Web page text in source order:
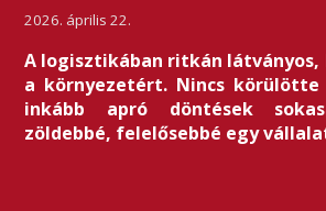
2026. április 22.
A logisztikában ritkán
a környezetért. Nincs
inkább apró döntések
zöldebbé, felelősebbé egy